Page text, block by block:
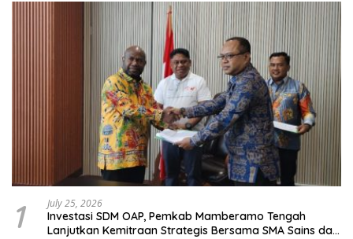
1 July 25, 2026
Investasi SDM OAP, Pemkab Mamberamo Tengah
Lanjutkan Kemitraan Strategis Bersama SMA Sains dan